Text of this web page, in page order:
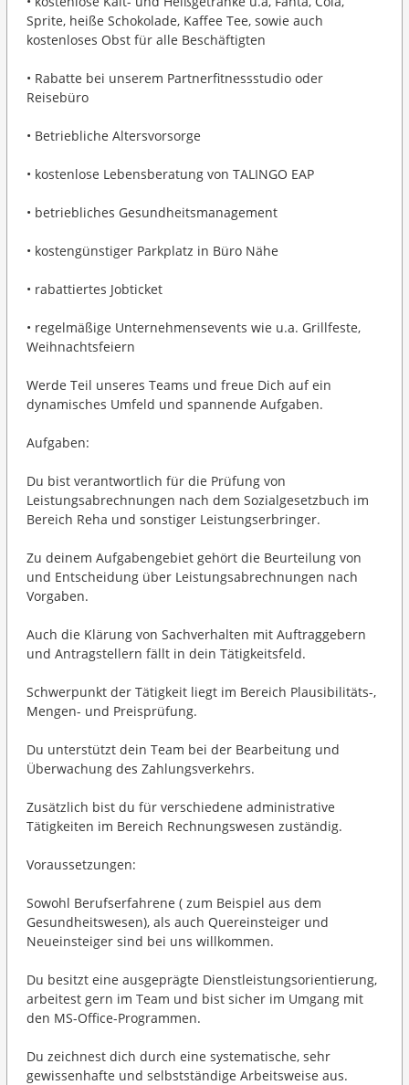
Sprite, heiße Schokolade, Kaffee Tee, sowie auch
kostenloses Obst für alle Beschäftigten
• Rabatte bei unserem Partnerfitnessstudio oder
Reisebüro
• Betriebliche Altersvorsorge
• kostenlose Lebensberatung von TALINGO EAP
• betriebliches Gesundheitsmanagement
• kostengünstiger Parkplatz in Büro Nähe
• rabattiertes Jobticket
• regelmäßige Unternehmensevents wie u.a. Grillfeste,
Weihnachtsfeiern
Werde Teil unseres Teams und freue Dich auf ein
dynamisches Umfeld und spannende Aufgaben.
Aufgaben:
Du bist verantwortlich für die Prüfung von
Leistungsabrechnungen nach dem Sozialgesetzbuch im
Bereich Reha und sonstiger Leistungserbringer.
Zu deinem Aufgabengebiet gehört die Beurteilung von
und Entscheidung über Leistungsabrechnungen nach
Vorgaben.
Auch die Klärung von Sachverhalten mit Auftraggebern
und Antragstellern fällt in dein Tätigkeitsfeld.
Schwerpunkt der Tätigkeit liegt im Bereich Plausibilitäts-,
Mengen- und Preisprüfung.
Du unterstützt dein Team bei der Bearbeitung und
Überwachung des Zahlungsverkehrs.
Zusätzlich bist du für verschiedene administrative
Tätigkeiten im Bereich Rechnungswesen zuständig.
Voraussetzungen:
Sowohl Berufserfahrene ( zum Beispiel aus dem
Gesundheitswesen), als auch Quereinsteiger und
Neueinsteiger sind bei uns willkommen.
Du besitzt eine ausgeprägte Dienstleistungsorientierung,
arbeitest gern im Team und bist sicher im Umgang mit
den MS-Office-Programmen.
Du zeichnest dich durch eine systematische, sehr
gewissenhafte und selbstständige Arbeitsweise aus.